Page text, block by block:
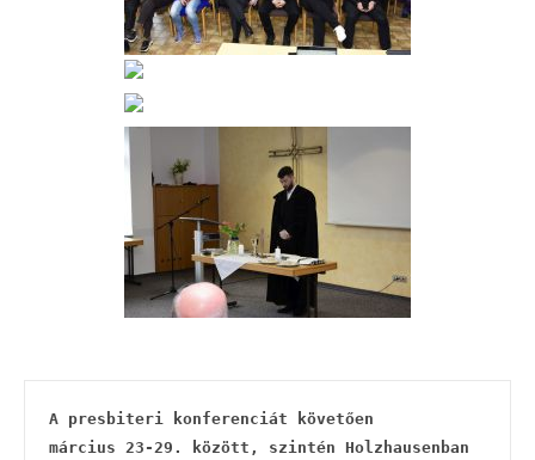
A presbiteri konferenciát követően
március 23-29. között, szintén Holzhausenban